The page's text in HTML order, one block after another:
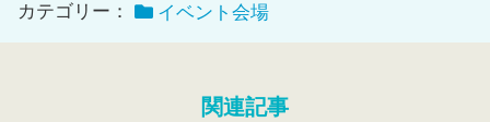
カテゴリー： イベント会場
関連記事